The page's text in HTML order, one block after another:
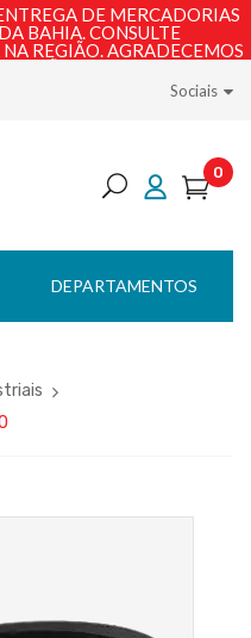
DE MERCADORIAS
BAHIA. CONSULTE
REGIÃO. AGRADECEMOS
Sociais
0
DEPARTAMENTOS